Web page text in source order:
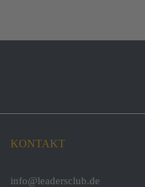
KONTAKT
info@leadersclub.de